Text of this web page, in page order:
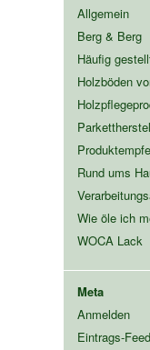
Allgemein
Berg & Berg
Häufig
Holzböden
Rund ums
Wie öle ich
WOCA Lack
Meta
Anmelden
Eintrags-Feed